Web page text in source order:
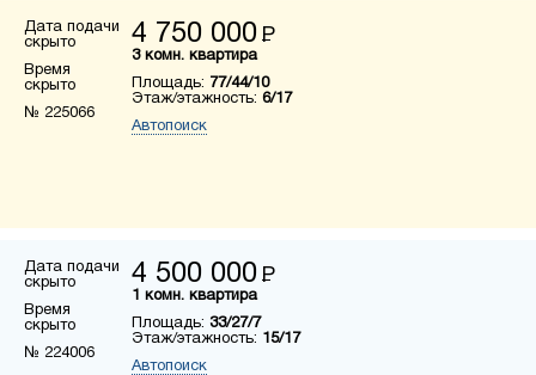
Дата подачи
скрыто
Время
скрыто
№ 225066
4 750 000 Р
3 комн. квартира
Площадь: 77/44/10
Этаж/этажность: 6/17
Автопоиск
Дата подачи
скрыто
Время
скрыто
№ 224006
4 500 000 Р
1 комн. квартира
Площадь: 33/27/7
Этаж/этажность: 15/17
Автопоиск